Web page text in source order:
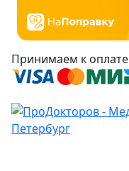
Принимаем к оплате